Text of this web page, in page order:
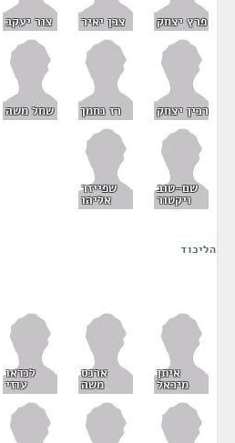
פרץ יצחק צבן יאיר צור יעקב
רבין יצחק רז נחמן שחל משה
שם-טוב
ויקטור
שפייזר
אליהו
הליכוד
איתן
מיכאל
ארנס
משה
לנדאו
עוזי